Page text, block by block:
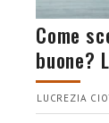
Come
buone?
LUCREZIA